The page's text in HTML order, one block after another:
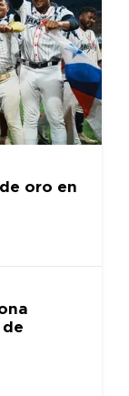
oro en